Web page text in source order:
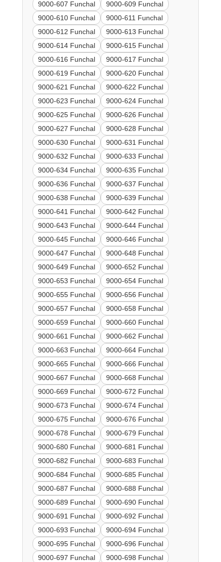
9000-607 Funchal
9000-609 Funchal
9000-610 Funchal
9000-611 Funchal
9000-612 Funchal
9000-613 Funchal
9000-614 Funchal
9000-615 Funchal
9000-616 Funchal
9000-617 Funchal
9000-619 Funchal
9000-620 Funchal
9000-621 Funchal
9000-622 Funchal
9000-623 Funchal
9000-624 Funchal
9000-625 Funchal
9000-626 Funchal
9000-627 Funchal
9000-628 Funchal
9000-630 Funchal
9000-631 Funchal
9000-632 Funchal
9000-633 Funchal
9000-634 Funchal
9000-635 Funchal
9000-636 Funchal
9000-637 Funchal
9000-638 Funchal
9000-639 Funchal
9000-641 Funchal
9000-642 Funchal
9000-643 Funchal
9000-644 Funchal
9000-645 Funchal
9000-646 Funchal
9000-647 Funchal
9000-648 Funchal
9000-649 Funchal
9000-652 Funchal
9000-653 Funchal
9000-654 Funchal
9000-655 Funchal
9000-656 Funchal
9000-657 Funchal
9000-658 Funchal
9000-659 Funchal
9000-660 Funchal
9000-661 Funchal
9000-662 Funchal
9000-663 Funchal
9000-664 Funchal
9000-665 Funchal
9000-666 Funchal
9000-667 Funchal
9000-668 Funchal
9000-669 Funchal
9000-672 Funchal
9000-673 Funchal
9000-674 Funchal
9000-675 Funchal
9000-676 Funchal
9000-678 Funchal
9000-679 Funchal
9000-680 Funchal
9000-681 Funchal
9000-682 Funchal
9000-683 Funchal
9000-684 Funchal
9000-685 Funchal
9000-687 Funchal
9000-688 Funchal
9000-689 Funchal
9000-690 Funchal
9000-691 Funchal
9000-692 Funchal
9000-693 Funchal
9000-694 Funchal
9000-695 Funchal
9000-696 Funchal
9000-697 Funchal
9000-698 Funchal